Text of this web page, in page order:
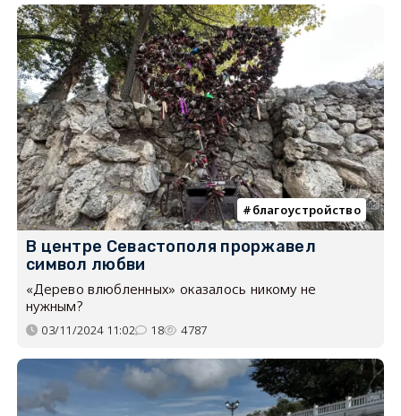
благоустройство
В центре Севастополя проржавел
символ любви
«Дерево влюбленных» оказалось никому не
нужным?
03/11/2024 11:02 18 4787